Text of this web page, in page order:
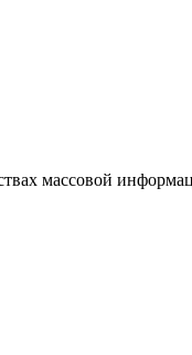
массовой